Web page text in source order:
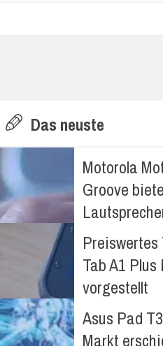
E Das neuste
Motorola
Groove
Tab A1
vorgestellt
Asus Pad
Markt